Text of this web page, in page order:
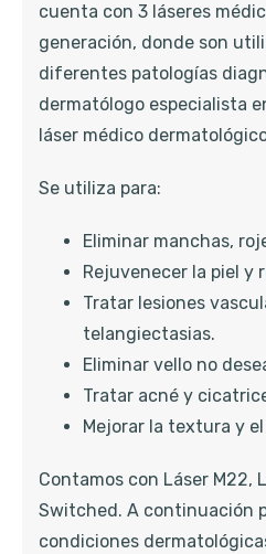
cuenta con 3 láseres
generación, donde son
diferentes patologías
dermatólogo especialista
láser médico
Se utiliza para:
Eliminar manchas,
Rejuvenecer la piel y
Tratar lesiones
telangiectasias.
Eliminar vello no
Tratar acné y
Mejorar la textura y
Contamos con Láser M22,
Switched. A continuación
condiciones